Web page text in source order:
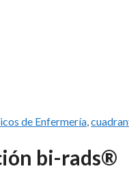
de Enfermería
bi-rads®